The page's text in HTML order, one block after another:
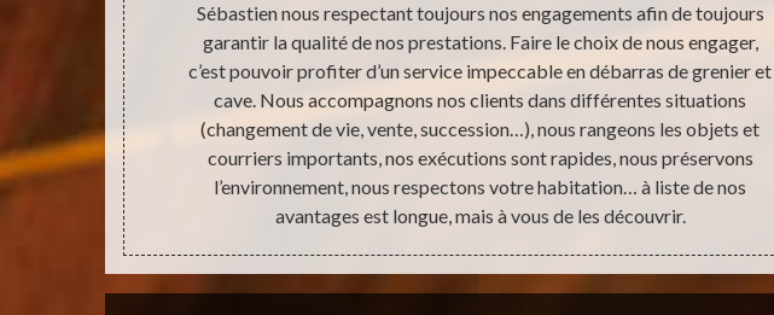
afin de
Sébastien nous respectant toujours nos engagements afin de toujours
garantir la qualité de nos prestations. Faire le choix de nous engager,
c’est pouvoir profiter d’un service impeccable en débarras de grenier et
cave. Nous accompagnons nos clients dans différentes situations
(changement de vie, vente, succession…), nous rangeons les objets et
courriers importants, nos exécutions sont rapides, nous préservons
l’environnement, nous respectons votre habitation… à liste de nos
avantages est longue, mais à vous de les découvrir.